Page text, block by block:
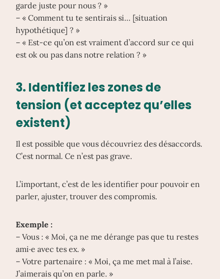
garde juste pour nous ? »
– « Comment tu te sentirais si… [situation
hypothétique] ? »
– « Est-ce qu’on est vraiment d’accord sur ce qui
est ok ou pas dans notre relation ? »
3. Identifiez les zones de
tension (et acceptez qu’elles
existent)
Il est possible que vous découvriez des désaccords.
C’est normal. Ce n’est pas grave.
L’important, c’est de les identifier pour pouvoir en
parler, ajuster, trouver des compromis.
Exemple :
– Vous : « Moi, ça ne me dérange pas que tu restes
ami·e avec tes ex. »
– Votre partenaire : « Moi, ça me met mal à l’aise.
J’aimerais qu’on en parle. »